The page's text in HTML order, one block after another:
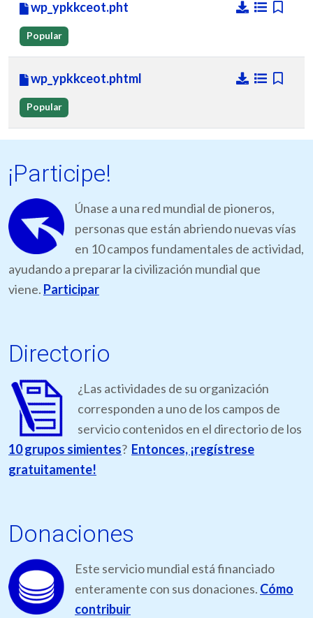
wp_ypkkceot.pht
Popular
wp_ypkkceot.phtml
Popular
¡Participe!
Únase a una red mundial de pioneros,
personas que están abriendo nuevas vías
en 10 campos fundamentales de actividad,
ayudando a preparar la civilización mundial que
viene. Participar
Directorio
¿Las actividades de su organización
corresponden a uno de los campos de
servicio contenidos en el directorio de los
10 grupos simientes? Entonces, ¡regístrese
gratuitamente!
Donaciones
Este servicio mundial está financiado
enteramente con sus donaciones. Cómo
contribuir